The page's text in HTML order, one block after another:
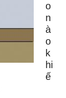
o
n
à
o
k
hi
ế